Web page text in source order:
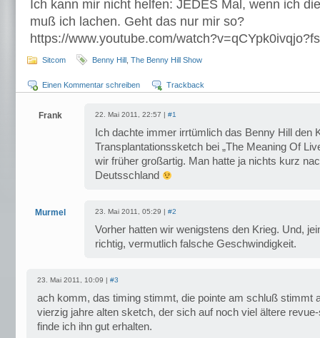
Ich kann mir nicht helfen: JEDES Mal, wenn ich
muß ich lachen. Geht das nur mir so?
https://www.youtube.com/
Sitcom Benny Hill The Benny Hill Show
Einen Kommentar schreiben Trackback
Frank 22. Mai 2011, 22:57 | #1
Ich dachte immer irrtümlich das Benny Hill den
Transplantationssketch bei „The Meaning Of
wir früher großartig. Man hatte ja nichts kurz
Deutsschland
Murmel 23. Mai 2011, 05:29 | #2
Vorher hatten wir wenigstens den Krieg. Und,
richtig, vermutlich falsche Geschwindigkeit.
23. Mai 2011, 10:09 | #3
ach komm, das timing stimmt, die pointe am schluß stimmt
vierzig jahre alten sketch, der sich auf noch viel ältere
finde ich ihn gut erhalten.